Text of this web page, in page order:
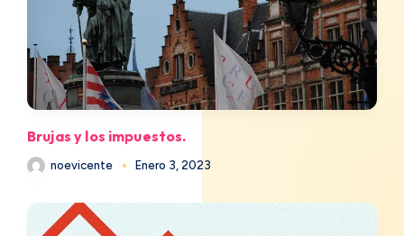
Brujas y los impuestos.
noevicente Enero 3, 2023